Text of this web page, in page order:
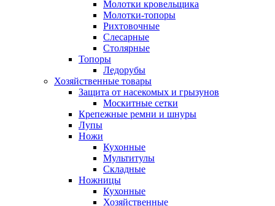
Молотки кровельщика
Молотки-топоры
Рихтовочные
Слесарные
Столярные
Топоры
Ледорубы
Хозяйственные товары
Защита от насекомых и грызунов
Москитные сетки
Крепежные ремни и шнуры
Лупы
Ножи
Кухонные
Мультитулы
Складные
Ножницы
Кухонные
Хозяйственные